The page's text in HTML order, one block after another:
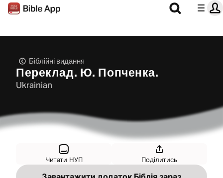
Біблійні видання
Переклад. Ю. Попченка.
Ukrainian
Читати НУП Поділитись